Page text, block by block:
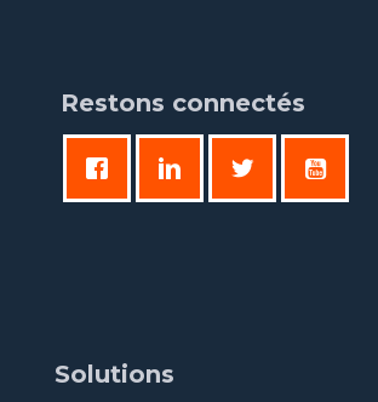
Restons connectés
Solutions